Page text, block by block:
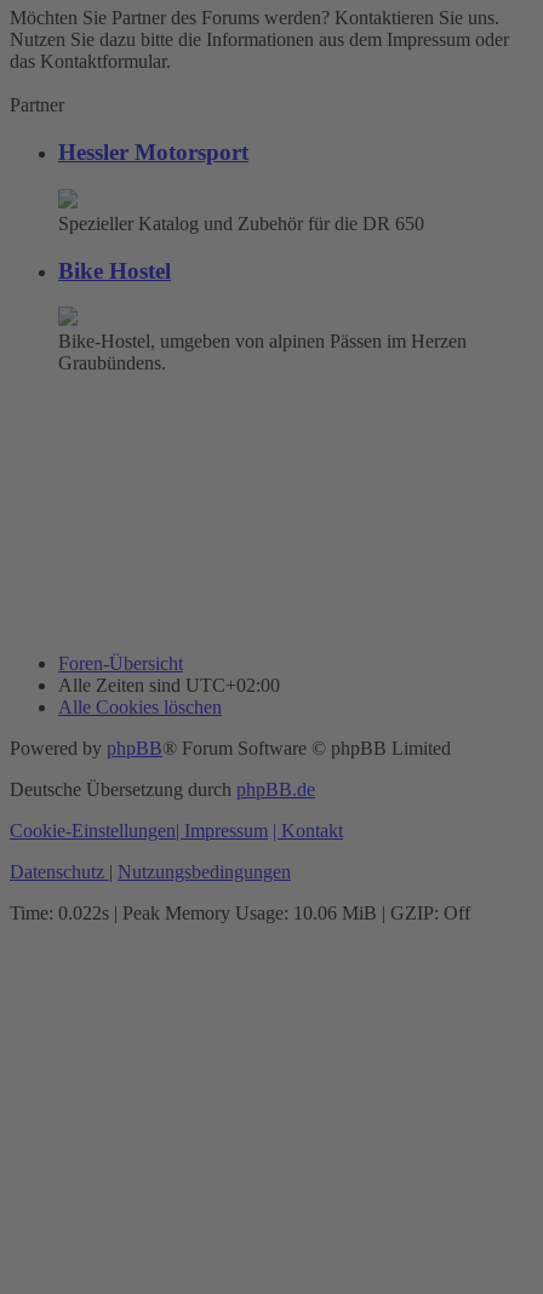
Möchten Sie Partner des Forums werden? Kontaktieren Sie uns.
Nutzen Sie dazu bitte die Informationen aus dem Impressum oder
das Kontaktformular.
Partner
Hessler Motorsport
Spezieller Katalog und Zubehör für die DR 650
Bike Hostel
Bike-Hostel, umgeben von alpinen Pässen im Herzen
Graubündens.
Foren-Übersicht
Alle Zeiten sind UTC+02:00
Alle Cookies löschen
Powered by phpBB® Forum Software © phpBB Limited
Deutsche Übersetzung durch phpBB.de
Cookie-Einstellungen| Impressum | Kontakt
Datenschutz | Nutzungsbedingungen
Time: 0.022s | Peak Memory Usage: 10.06 MiB | GZIP: Off